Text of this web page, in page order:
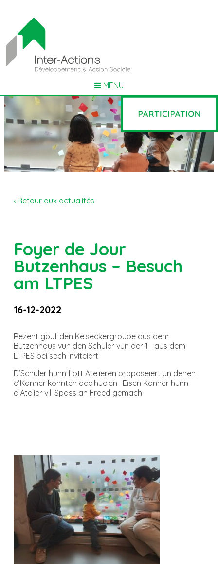
MENU
‹ Retour aux actualités
Foyer de Jour
Butzenhaus – Besuch
am LTPES
16-12-2022
Rezent gouf den Keiseckergroupe aus dem
Butzenhaus vun den Schüler vun der 1+ aus dem
LTPES bei sech inviteiert.
D’Schüler hunn flott Atelieren proposeiert un denen
d’Kanner konnten deelhuelen. Eisen Kanner hunn
d’Atelier vill Spass an Freed gemach.